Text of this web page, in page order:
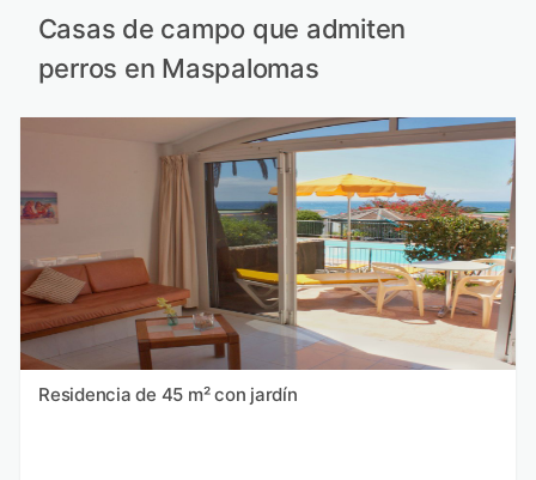
Casas de campo que admiten
perros en Maspalomas
Residencia de 45 m² con jardín